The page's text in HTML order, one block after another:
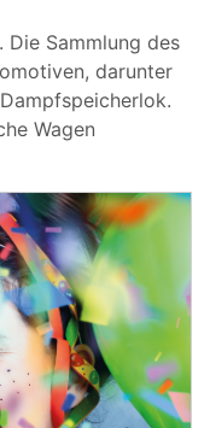
Die Sammlung des
darunter
Wagen